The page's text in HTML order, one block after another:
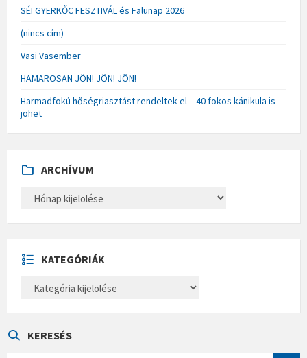
SÉI GYERKŐC FESZTIVÁL és Falunap 2026
(nincs cím)
Vasi Vasember
HAMAROSAN JÖN! JÖN! JÖN!
Harmadfokú hőségriasztást rendeltek el – 40 fokos kánikula is
jöhet
ARCHÍVUM
H
U
M
KATEGÓRIÁK
E
KERESÉS